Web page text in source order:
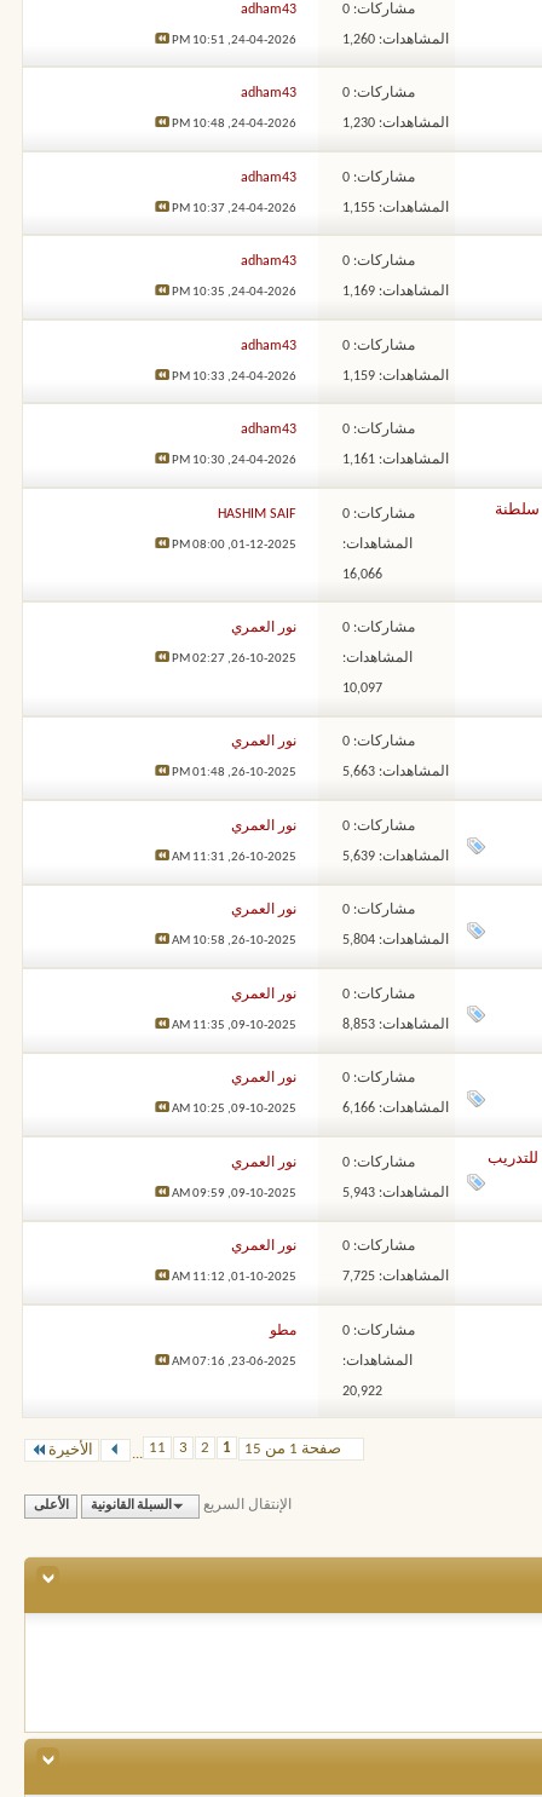
مشاركات: 0
المشاهدات: 1,260
adham43
24-04-2026,
10:51 PM
مشاركات: 0
المشاهدات: 1,230
adham43
24-04-2026,
10:48 PM
مشاركات: 0
المشاهدات: 1,155
adham43
24-04-2026,
10:37 PM
مشاركات: 0
المشاهدات: 1,169
adham43
24-04-2026,
10:35 PM
مشاركات: 0
المشاهدات: 1,159
adham43
24-04-2026,
10:33 PM
مشاركات: 0
المشاهدات: 1,161
adham43
24-04-2026,
10:30 PM
سلطنة مشاركات: 0
المشاهدات:
16,066
HASHIM SAIF
01-12-2025,
08:00 PM
مشاركات: 0
المشاهدات:
10,097
نور العمري
26-10-2025,
02:27 PM
مشاركات: 0
المشاهدات: 5,663
نور العمري
26-10-2025,
01:48 PM
مشاركات: 0
المشاهدات: 5,639
نور العمري
26-10-2025,
11:31 AM
مشاركات: 0
المشاهدات: 5,804
نور العمري
26-10-2025,
10:58 AM
مشاركات: 0
المشاهدات: 8,853
نور العمري
09-10-2025,
11:35 AM
مشاركات: 0
المشاهدات: 6,166
نور العمري
09-10-2025,
10:25 AM
مشاركات: 0
المشاهدات: 5,943
نور العمري
09-10-2025,
09:59 AM
مشاركات: 0
المشاهدات: 7,725
نور العمري
01-10-2025,
11:12 AM
مشاركات: 0
المشاهدات:
20,922
مطو
23-06-2025,
07:16 AM
صفحة 1 من 15 1
2
3
11
... الأخيرة
الإنتقال السريع السبلة القانونية الأعلى